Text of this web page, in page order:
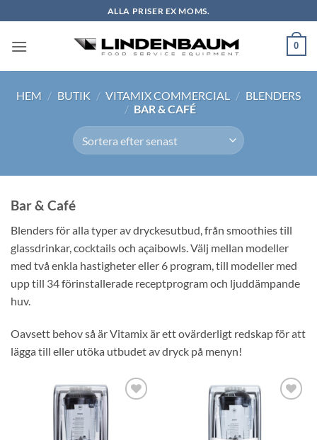
to
content
ALLA PRISER EX MOMS.
0
HEM / BUTIK / VITAMIX COMMERCIAL / BLENDERS
/ BAR & CAFÉ
Bar & Café
Blenders för alla typer av dryckesutbud, från smoothies till
glassdrinkar, cocktails och açaibowls. Välj mellan modeller
med två enkla hastigheter eller 6 program, till modeller med
upp till 34 förinstallerade receptprogram och ljuddämpande
huv.
Oavsett behov så är Vitamix är ett ovärderligt redskap för att
lägga till eller utöka utbudet av dryck på menyn!